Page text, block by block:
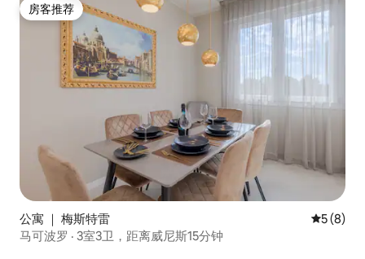
房客推荐
房客推荐
公寓 ｜ 梅斯特雷 平均评分
5 (8)
马可波罗 · 3室3卫，距离威尼斯15分钟